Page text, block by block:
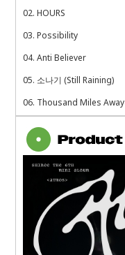
02. HOURS
03. Possibility
04. Anti Believer
05. 소나기 (Still Raining)
06. Thousand Miles Away